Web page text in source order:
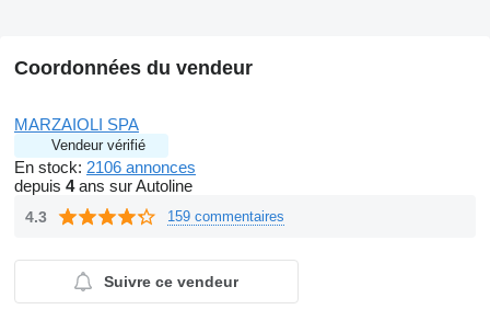
Coordonnées du vendeur
MARZAIOLI SPA
Vendeur vérifié
En stock: 2106 annonces
depuis 4ans sur Autoline
4.3 159 commentaires
Suivre ce vendeur